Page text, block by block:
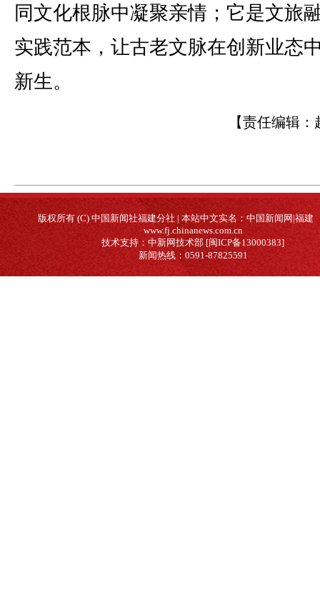
同文化根脉中凝聚亲情；它是文旅
实践范本，让古老文脉在创新业态
新生。
【责任编辑：
版权所有 (C) 中国新闻社福建分社 | 本站中文实名：中国新闻网|福建
www.fj.chinanews.com.cn
技术支持：中新网技术部 [闽ICP备13000383]
新闻热线：0591-87825591